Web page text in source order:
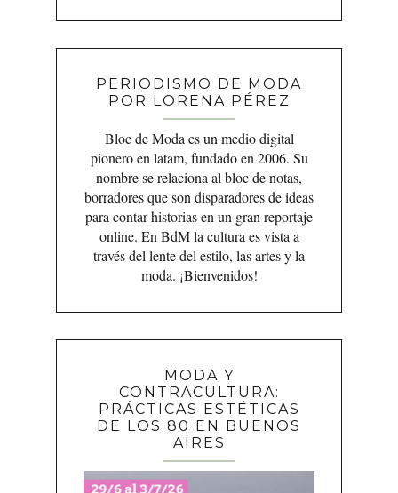
PERIODISMO DE MODA
POR LORENA PÉREZ
Bloc de Moda es un medio digital
pionero en latam, fundado en 2006. Su
nombre se relaciona al bloc de notas,
borradores que son disparadores de ideas
para contar historias en un gran reportaje
online. En BdM la cultura es vista a
través del lente del estilo, las artes y la
moda. ¡Bienvenidos!
MODA Y
CONTRACULTURA:
PRÁCTICAS ESTÉTICAS
DE LOS 80 EN BUENOS
AIRES